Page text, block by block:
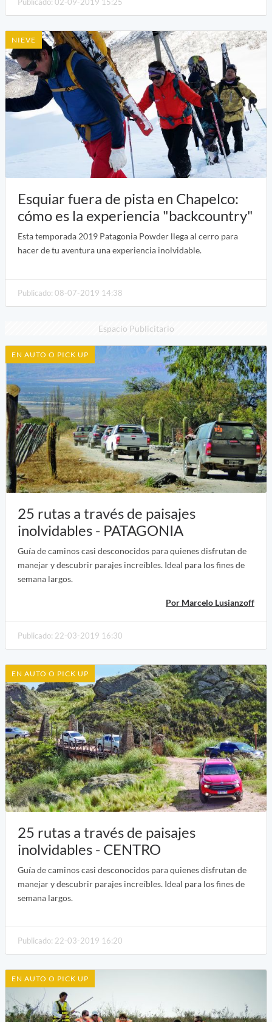
NIEVE
Esquiar fuera de pista en Chapelco:
cómo es la experiencia "backcountry"
Esta temporada 2019 Patagonia Powder llega al cerro para
hacer de tu aventura una experiencia inolvidable.
Publicado: 08-07-2019 14:38
Espacio Publicitario
EN AUTO O PICK UP
25 rutas a través de paisajes
inolvidables - PATAGONIA
Guía de caminos casi desconocidos para quienes disfrutan de
manejar y descubrir parajes increíbles. Ideal para los fines de
semana largos.
Por Marcelo Lusianzoff
Publicado: 22-03-2019 16:30
EN AUTO O PICK UP
25 rutas a través de paisajes
inolvidables - CENTRO
Guía de caminos casi desconocidos para quienes disfrutan de
manejar y descubrir parajes increíbles. Ideal para los fines de
semana largos.
Publicado: 22-03-2019 16:20
EN AUTO O PICK UP